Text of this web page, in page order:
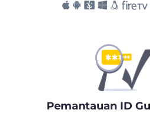
Pemantauan ID